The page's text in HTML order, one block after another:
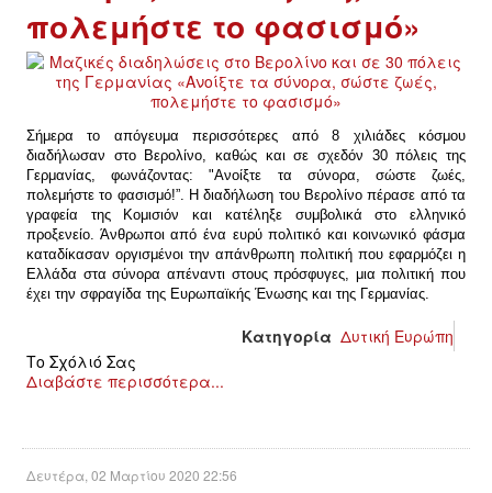
πολεμήστε το φασισμό»
Σήμερα το απόγευμα περισσότερες από 8 χιλιάδες κόσμου
διαδήλωσαν στο Βερολίνο, καθώς και σε σχεδόν 30 πόλεις της
Γερμανίας, φωνάζοντας: "Ανοίξτε τα σύνορα, σώστε ζωές,
πολεμήστε το φασισμό!”. Η διαδήλωση του Βερολίνο πέρασε από τα
γραφεία της Κομισιόν και κατέληξε συμβολικά στο ελληνικό
προξενείο. Άνθρωποι από ένα ευρύ πολιτικό και κοινωνικό φάσμα
καταδίκασαν οργισμένοι την απάνθρωπη πολιτική που εφαρμόζει η
Ελλάδα στα σύνορα απέναντι στους πρόσφυγες, μια πολιτική που
έχει την σφραγίδα της Ευρωπαϊκής Ένωσης και της Γερμανίας.
Κατηγορία Δυτική Ευρώπη
Το Σχόλιό Σας
Διαβάστε περισσότερα...
Δευτέρα, 02 Μαρτίου 2020 22:56